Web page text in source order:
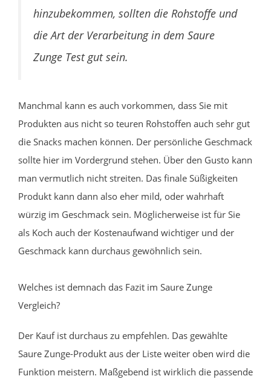
hinzubekommen, sollten die Rohstoffe und
die Art der Verarbeitung in dem Saure
Zunge Test gut sein.
Manchmal kann es auch vorkommen, dass Sie mit
Produkten aus nicht so teuren Rohstoffen auch sehr gut
die Snacks machen können. Der persönliche Geschmack
sollte hier im Vordergrund stehen. Über den Gusto kann
man vermutlich nicht streiten. Das finale Süßigkeiten
Produkt kann dann also eher mild, oder wahrhaft
würzig im Geschmack sein. Möglicherweise ist für Sie
als Koch auch der Kostenaufwand wichtiger und der
Geschmack kann durchaus gewöhnlich sein.
Welches ist demnach das Fazit im Saure Zunge
Vergleich?
Der Kauf ist durchaus zu empfehlen. Das gewählte
Saure Zunge-Produkt aus der Liste weiter oben wird die
Funktion meistern. Maßgebend ist wirklich die passende